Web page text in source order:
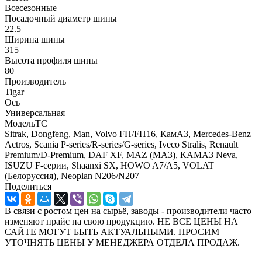
Всесезонные
Посадочный диаметр шины
22.5
Ширина шины
315
Высота профиля шины
80
Производитель
Tigar
Ось
Универсальная
МодельТС
Sitrak, Dongfeng, Man, Volvo FH/FH16, КамАЗ, Mercedes-Benz
Actros, Scania P-series/R-series/G-series, Iveco Stralis, Renault
Premium/D-Premium, DAF XF, MAZ (МАЗ), КАМАЗ Neva,
ISUZU F-серии, Shaanxi SX, HOWO A7/A5, VOLAT
(Белоруссия), Neoplan N206/N207
Поделиться
В связи с ростом цен на сырьё, заводы - производители часто
изменяют прайс на свою продукцию. НЕ ВСЕ ЦЕНЫ НА
САЙТЕ МОГУТ БЫТЬ АКТУАЛЬНЫМИ. ПРОСИМ
УТОЧНЯТЬ ЦЕНЫ У МЕНЕДЖЕРА ОТДЕЛА ПРОДАЖ.